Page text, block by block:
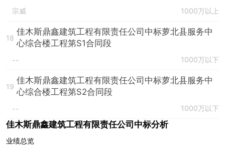
宗威 1000万以上
18
佳木斯鼎鑫建筑工程有限责任公司中标萝北县服务中
心综合楼工程第S1合同段
-- 1000万以下
19
佳木斯鼎鑫建筑工程有限责任公司中标萝北县服务中
心综合楼工程第S2合同段
-- 1000万以下
佳木斯鼎鑫建筑工程有限责任公司中标分析
业绩总览